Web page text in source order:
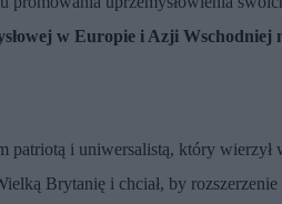
w Europie i Azji Wschodniej
patriotą i uniwersalistą, który
Brytanię i chciał, by